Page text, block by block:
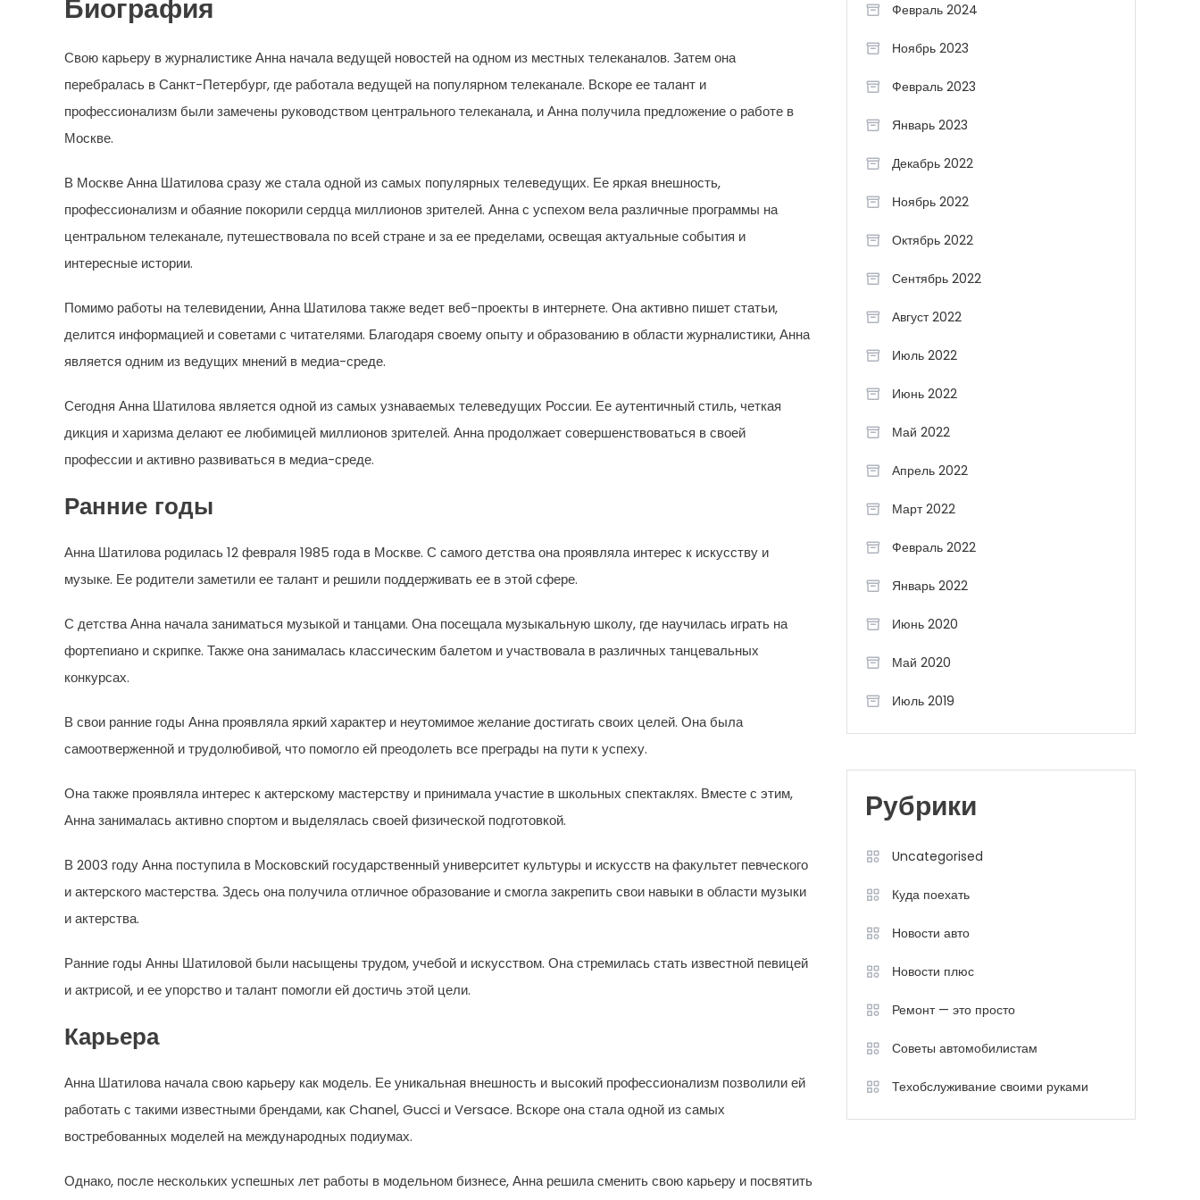
Биография
Свою карьеру в журналистике Анна начала ведущей новостей на одном из местных телеканалов. Затем она
перебралась в Санкт-Петербург, где работала ведущей на популярном телеканале. Вскоре ее талант и
профессионализм были замечены руководством центрального телеканала, и Анна получила предложение о работе в
Москве.
В Москве Анна Шатилова сразу же стала одной из самых популярных телеведущих. Ее яркая внешность,
профессионализм и обаяние покорили сердца миллионов зрителей. Анна с успехом вела различные программы на
центральном телеканале, путешествовала по всей стране и за ее пределами, освещая актуальные события и
интересные истории.
Помимо работы на телевидении, Анна Шатилова также ведет веб-проекты в интернете. Она активно пишет статьи,
делится информацией и советами с читателями. Благодаря своему опыту и образованию в области журналистики, Анна
является одним из ведущих мнений в медиа-среде.
Сегодня Анна Шатилова является одной из самых узнаваемых телеведущих России. Ее аутентичный стиль, четкая
дикция и харизма делают ее любимицей миллионов зрителей. Анна продолжает совершенствоваться в своей
профессии и активно развиваться в медиа-среде.
Ранние годы
Анна Шатилова родилась 12 февраля 1985 года в Москве. С самого детства она проявляла интерес к искусству и
музыке. Ее родители заметили ее талант и решили поддерживать ее в этой сфере.
С детства Анна начала заниматься музыкой и танцами. Она посещала музыкальную школу, где научилась играть на
фортепиано и скрипке. Также она занималась классическим балетом и участвовала в различных танцевальных
конкурсах.
В свои ранние годы Анна проявляла яркий характер и неутомимое желание достигать своих целей. Она была
самоотверженной и трудолюбивой, что помогло ей преодолеть все преграды на пути к успеху.
Она также проявляла интерес к актерскому мастерству и принимала участие в школьных спектаклях. Вместе с этим,
Анна занималась активно спортом и выделялась своей физической подготовкой.
В 2003 году Анна поступила в Московский государственный университет культуры и искусств на факультет певческого
и актерского мастерства. Здесь она получила отличное образование и смогла закрепить свои навыки в области музыки
и актерства.
Ранние годы Анны Шатиловой были насыщены трудом, учебой и искусством. Она стремилась стать известной певицей
и актрисой, и ее упорство и талант помогли ей достичь этой цели.
Карьера
Анна Шатилова начала свою карьеру как модель. Ее уникальная внешность и высокий профессионализм позволили ей
работать с такими известными брендами, как Chanel, Gucci и Versace. Вскоре она стала одной из самых
востребованных моделей на международных подиумах.
Однако, после нескольких успешных лет работы в модельном бизнесе, Анна решила сменить свою карьеру и посвятить
Февраль 2024
Ноябрь 2023
Февраль 2023
Январь 2023
Декабрь 2022
Ноябрь 2022
Октябрь 2022
Сентябрь 2022
Август 2022
Июль 2022
Июнь 2022
Май 2022
Апрель 2022
Март 2022
Февраль 2022
Январь 2022
Июнь 2020
Май 2020
Июль 2019
Рубрики
Uncategorised
Куда поехать
Новости авто
Новости плюс
Ремонт — это просто
Советы автомобилистам
Техобслуживание своими руками